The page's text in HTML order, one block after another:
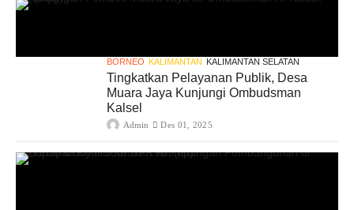
BORNEO KALIMANTAN KALIMANTAN SELATAN
Tingkatkan Pelayanan Publik, Desa
Muara Jaya Kunjungi Ombudsman
Kalsel
Admin Des 01, 2025